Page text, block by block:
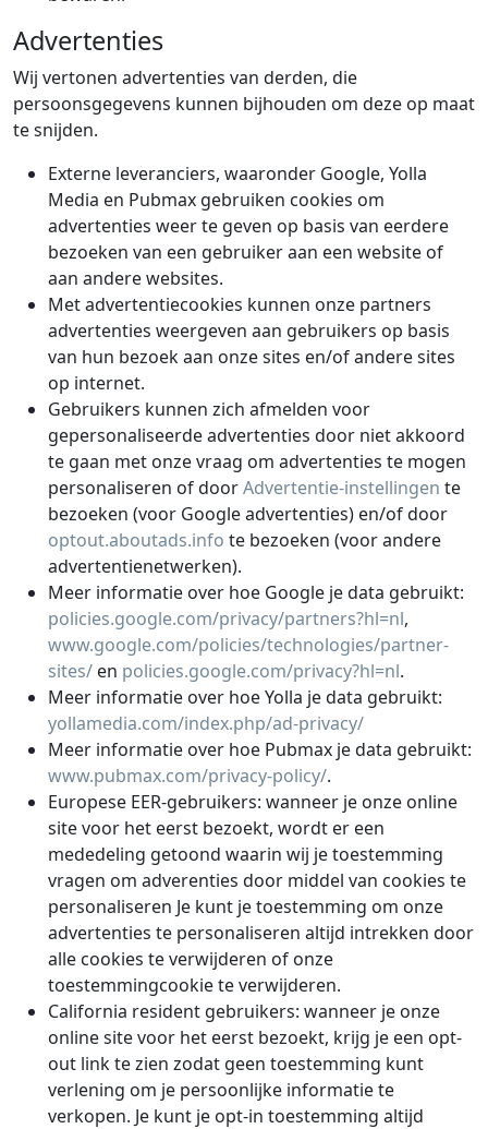
Advertenties
Wij vertonen advertenties van derden, die
persoonsgegevens kunnen bijhouden om deze op maat
te snijden.
Externe leveranciers, waaronder Google, Yolla
Media en Pubmax gebruiken cookies om
advertenties weer te geven op basis van eerdere
bezoeken van een gebruiker aan een website of
aan andere websites.
Met advertentiecookies kunnen onze partners
advertenties weergeven aan gebruikers op basis
van hun bezoek aan onze sites en/of andere sites
op internet.
Gebruikers kunnen zich afmelden voor
gepersonaliseerde advertenties door niet akkoord
te gaan met onze vraag om advertenties te mogen
personaliseren of doorAdvertentie-instellingen te
bezoeken (voor Google advertenties) en/of door
optout.aboutads.info te bezoeken (voor andere
advertentienetwerken).
Meer informatie over hoe Google je data gebruikt:
policies.google.com/privacy/partners?hl=nl,
www.google.com/policies/technologies/partner-
sites/ en policies.google.com/privacy?hl=nl.
Meer informatie over hoe Yolla je data gebruikt:
yollamedia.com/index.php/ad-privacy/
Meer informatie over hoe Pubmax je data gebruikt:
www.pubmax.com/privacy-policy/.
Europese EER-gebruikers: wanneer je onze online
site voor het eerst bezoekt, wordt er een
mededeling getoond waarin wij je toestemming
vragen om adverenties door middel van cookies te
personaliseren Je kunt je toestemming om onze
advertenties te personaliseren altijd intrekken door
alle cookies te verwijderen of onze
toestemmingcookie te verwijderen.
California resident gebruikers: wanneer je onze
online site voor het eerst bezoekt, krijg je een opt-
out link te zien zodat geen toestemming kunt
verlening om je persoonlijke informatie te
verkopen. Je kunt je opt-in toestemming altijd